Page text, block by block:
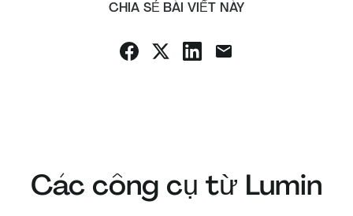
CHIA SẺ BÀI VIẾT NÀY
Các công cụ từ Lumin